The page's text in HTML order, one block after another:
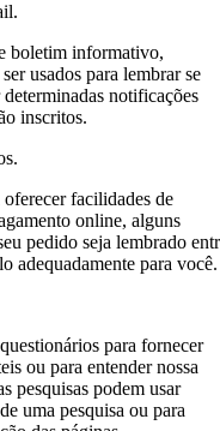
boletim informativo,
usados para lembrar se
notificações
inscritos.
facilidades de
online, alguns
pedido seja lembrado
adequadamente para você.
para fornecer
ou para entender nossa
pesquisas podem usar
uma pesquisa ou para